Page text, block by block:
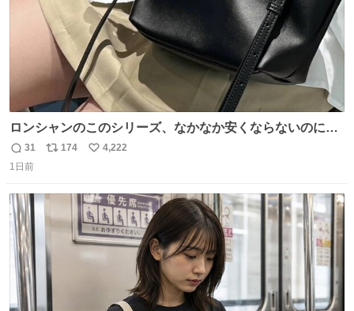
ロンシャンのこのシリーズ、なかなか安くならないのにセ
ール価格になってる🖤✨レザーなのが反則級にかわいい。
持ってるだけでコーデが格上げされる。
返
信
31
リ
数
174
い
数
4,222
1日前